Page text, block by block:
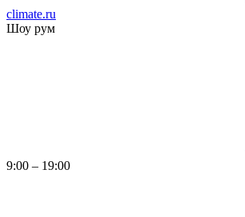
climate.ru
Шоу рум
9:00 – 19:00